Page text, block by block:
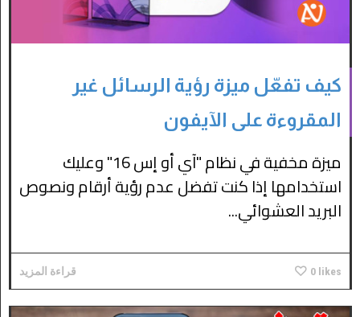
كيف تفعّل ميزة رؤية الرسائل غير
المقروءة على الآيفون
ميزة مخفية في نظام "آي أو إس 16" وعليك
استخدامها إذا كنت تفضل عدم رؤية أرقام ونصوص
البريد العشوائي...
0 likes قراءة المزيد